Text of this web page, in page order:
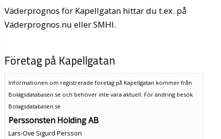
Väderprognos för Kapellgatan hittar du t.ex. på
Väderprognos.nu eller SMHI.
Företag på Kapellgatan
Informationen om registrerade företag på Kapellgatan kommer från
Bolagsdatabasen.se och behöver inte vara aktuell. För ändring besök
Bolagsdatabasen.se
Perssonsten Holding AB
Lars-Ove Sigurd Persson